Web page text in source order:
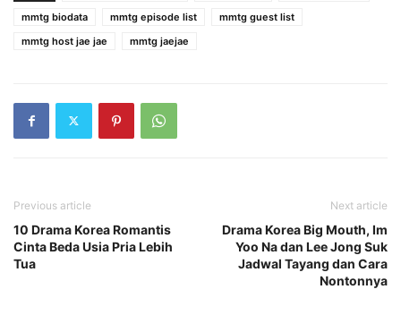
mmtg biodata
mmtg episode list
mmtg guest list
mmtg host jae jae
mmtg jaejae
Previous article
10 Drama Korea Romantis
Cinta Beda Usia Pria Lebih
Tua
Next article
Drama Korea Big Mouth, Im
Yoo Na dan Lee Jong Suk
Jadwal Tayang dan Cara
Nontonnya